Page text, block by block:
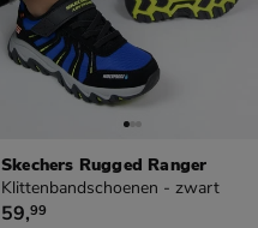
Skechers Rugged Ranger
Klittenbandschoenen - zwart
€ 59,99
59,99